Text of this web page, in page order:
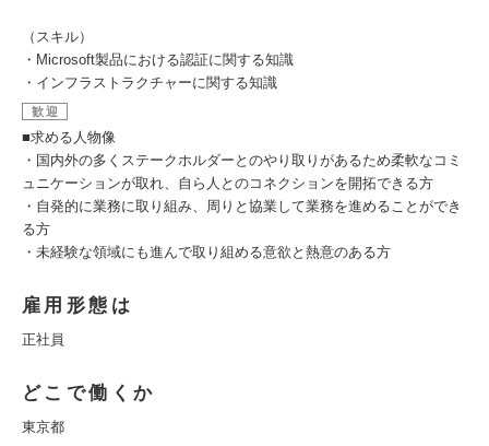
（スキル）
・Microsoft製品における認証に関する知識
・インフラストラクチャーに関する知識
歓迎
■求める人物像
・国内外の多くステークホルダーとのやり取りがあるため柔軟なコミ
ュニケーションが取れ、自ら人とのコネクションを開拓できる方
・自発的に業務に取り組み、周りと協業して業務を進めることができ
る方
・未経験な領域にも進んで取り組める意欲と熱意のある方
雇用形態は
正社員
どこで働くか
東京都